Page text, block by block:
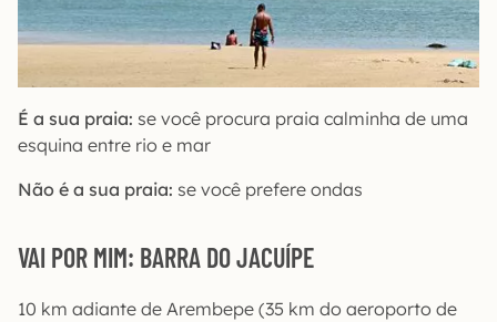
É a sua praia: se você procura praia calminha de uma
esquina entre rio e mar
Não é a sua praia: se você prefere ondas
VAI POR MIM: BARRA DO JACUÍPE
10 km adiante de Arembepe (35 km do aeroporto de